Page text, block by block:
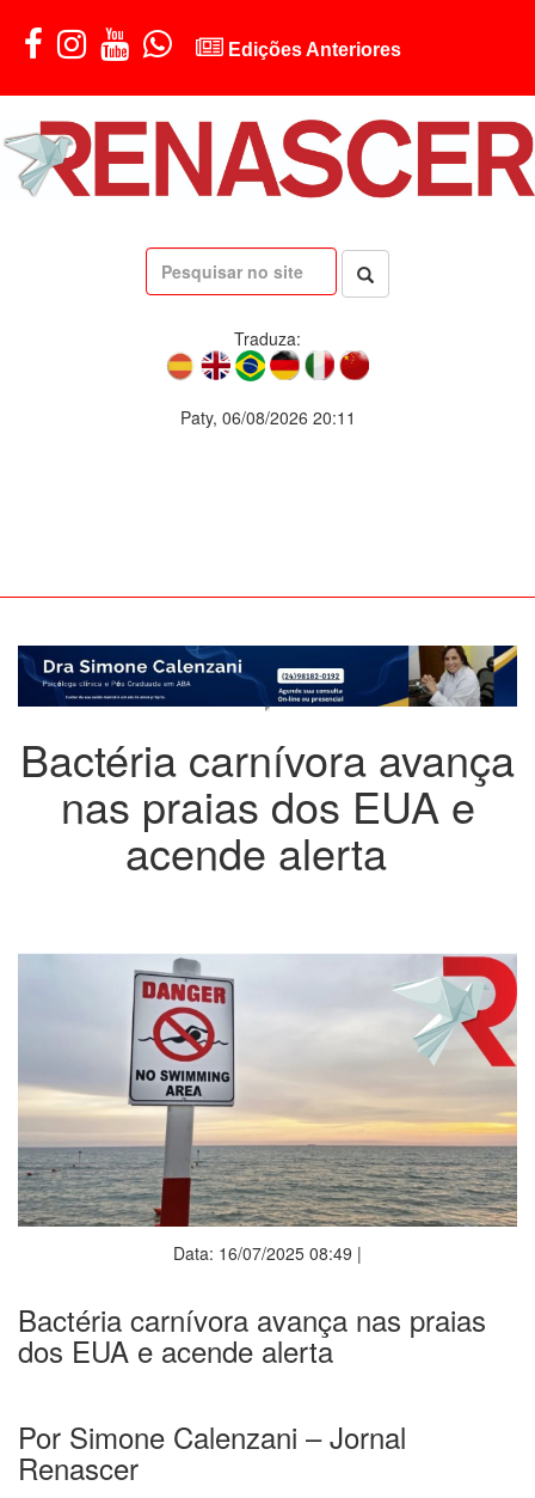
Edições Anteriores
Traduza:
Paty, 06/08/2026 20:11
Bactéria carnívora avança
nas praias dos EUA e
acende alerta
Data: 16/07/2025 08:49 |
Bactéria carnívora avança nas praias
dos EUA e acende alerta
Por Simone Calenzani – Jornal
Renascer